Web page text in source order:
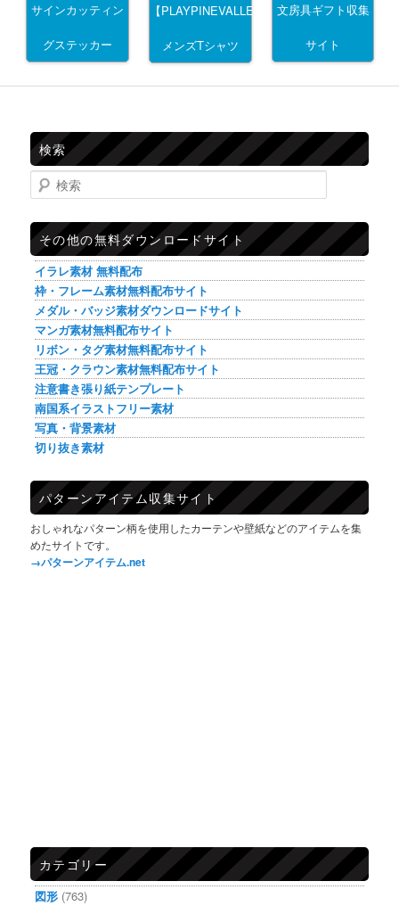
サインカッティン
グステッカー
【PLAYPINEVALLEY】
メンズTシャツ
文房具ギフト収集
サイト
検索
検索
その他の無料ダウンロードサイト
イラレ素材 無料配布
枠・フレーム素材無料配布サイト
メダル・バッジ素材ダウンロードサイト
マンガ素材無料配布サイト
リボン・タグ素材無料配布サイト
王冠・クラウン素材無料配布サイト
注意書き張り紙テンプレート
南国系イラストフリー素材
写真・背景素材
切り抜き素材
パターンアイテム収集サイト
おしゃれなパターン柄を使用したカーテンや壁紙などのアイテムを集
めたサイトです。
→パターンアイテム.net
カテゴリー
図形 (763)